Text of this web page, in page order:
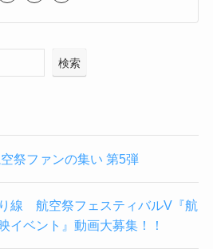
検索
祭ファンの集い 第5弾
線 航空祭フェスティバルV『航
イベント』動画大募集！！